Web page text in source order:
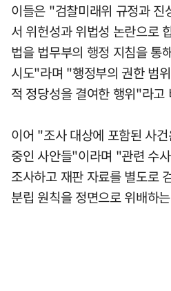
이들은 "검찰미래위 규정과 진
서 위헌성과 위법성 논란으로
법을 법무부의 행정 지침을 통
시도"라며 "행정부의 권한 범
적 정당성을 결여한 행위"라고
이어 "조사 대상에 포함된 사
중인 사안들"이라며 "관련 수
조사하고 재판 자료를 별도로
분립 원칙을 정면으로 위배하